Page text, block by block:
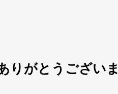
りがとうございま